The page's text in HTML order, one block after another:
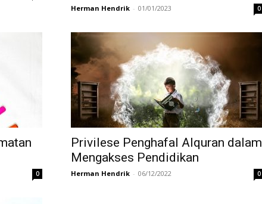
Herman Hendrik - 01/01/2023 0
0
Privilese Penghafal Alquran dalam
Mengakses Pendidikan
Herman Hendrik - 06/12/2022 0